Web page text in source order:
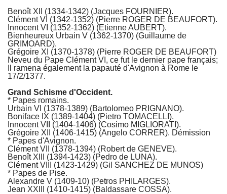
Benoît XII (1334-1342) (Jacques FOURNIER).
Clément VI (1342-1352) (Pierre ROGER DE BEAUFORT).
Innocent VI (1352-1362) (Etienne AUBERT).
Bienheureux Urbain V (1362-1370) (Guillaume de
GRIMOARD).
Grégoire XI (1370-1378) (Pierre ROGER DE BEAUFORT)
Neveu du Pape Clément VI, ce fut le dernier pape français;
Il ramena également la papauté d'Avignon à Rome le
17/2/1377.
Grand Schisme d'Occident.
* Papes romains.
Urbain VI (1378-1389) (Bartolomeo PRIGNANO).
Boniface IX (1389-1404) (Pietro TOMACELLI).
Innocent VII (1404-1406) (Cosimo MIGLIORATI).
Grégoire XII (1406-1415) (Angelo CORRER). Démission
* Papes d'Avignon.
Clément VII (1378-1394) (Robert de GENEVE).
Benoît XIII (1394-1423) (Pedro de LUNA).
Clément VIII (1423-1429) (Gil SANCHEZ DE MUNOS)
* Papes de Pise.
Alexandre V (1409-10) (Petros PHILARGES).
Jean XXIII (1410-1415) (Baldassare COSSA).